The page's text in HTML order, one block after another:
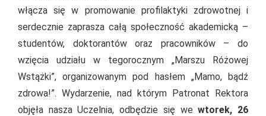
włącza się w promowanie profilaktyki zdrowotnej i
serdecznie zaprasza całą społeczność akademicką –
studentów, doktorantów oraz pracowników – do
wzięcia udziału w tegorocznym „Marszu Różowej
Wstążki”, organizowanym pod hasłem „Mamo, bądź
zdrowa!”. Wydarzenie, nad którym Patronat Rektora
objęła nasza Uczelnia, odbędzie się wewtorek, 26